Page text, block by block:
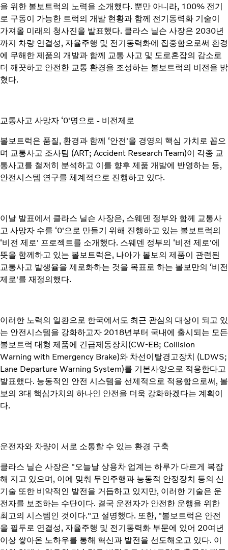
을 위한 볼보트럭의 노력을 소개했다. 뿐만 아니라, 100% 전기
로 구동이 가능한 트럭의 개발 현황과 함께 전기동력화 기술이
가져올 미래의 청사진을 발표했다. 클라스 닐슨 사장은 2030년
까지 차량 연결성, 자율주행 및 전기동력화에 집중함으로써 환경
에 무해한 제품의 개발과 함께 교통 사고 및 도로혼잡의 감소로
더 깨끗하고 안전한 교통 환경을 조성하는 볼보트럭의 비전을 밝
혔다.
교통사고 사망자 ‘0'명으로 - 비전제로
볼보트럭은 품질, 환경과 함께 ‘안전'을 경영의 핵심 가치로 꼽으
며 교통사고 조사팀 (ART; Accident Research Team)이 각종 교
통사고를 철저히 분석하고 이를 향후 제품 개발에 반영하는 등,
안전시스템 연구를 체계적으로 진행하고 있다.
이날 발표에서 클라스 닐슨 사장은, 스웨덴 정부와 함께 교통사
고 사망자 수를 ‘0'으로 만들기 위해 진행하고 있는 볼보트럭의
‘비전 제로' 프로젝트를 소개했다. 스웨덴 정부의 ‘비전 제로'에
뜻을 함께하고 있는 볼보트럭은, 나아가 볼보의 제품이 관련된
교통사고 발생율을 제로화하는 것을 목표로 하는 볼보만의 ‘비전
제로'를 재정의했다.
이러한 노력의 일환으로 한국에서도 최근 관심의 대상이 되고 있
는 안전시스템을 강화하고자 2018년부터 국내에 출시되는 모든
볼보트럭 대형 제품에 긴급제동장치(CW-EB; Collision
Warning with Emergency Brake)와 차선이탈경고장치 (LDWS;
Lane Departure Warning System)를 기본사양으로 적용한다고
발표했다. 능동적인 안전 시스템을 선제적으로 적용함으로써, 볼
보의 3대 핵심가치의 하나인 안전을 더욱 강화하겠다는 계획이
다.
운전자와 차량이 서로 소통할 수 있는 환경 구축
클라스 닐슨 사장은 "오늘날 상용차 업계는 하루가 다르게 복잡
해 지고 있으며, 이에 맞춰 무인주행과 능동적 안정장치 등의 신
기술 또한 비약적인 발전을 거듭하고 있지만, 이러한 기술은 운
전자를 보조하는 수단이다. 결국 운전자가 안전한 운행을 위한
최고의 시스템인 것이다."고 설명했다. 또한, "볼보트럭은 안전
을 필두로 연결성, 자율주행 및 전기동력화 부문에 있어 20여년
이상 쌓아온 노하우를 통해 혁신과 발전을 선도해오고 있다. 이